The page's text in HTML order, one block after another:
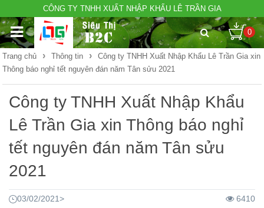
CÔNG TY TNHH XUẤT NHẬP KHẨU LÊ TRẦN GIA
0
Trang chủ › Thông tin ›
Công ty TNHH Xuất Nhập Khẩu Lê Trần Gia xin
Thông báo nghỉ tết nguyên đán năm Tân sửu 2021
Công ty TNHH Xuất Nhập Khẩu
Lê Trần Gia xin Thông báo nghỉ
tết nguyên đán năm Tân sửu
2021
03/02/2021> 6410